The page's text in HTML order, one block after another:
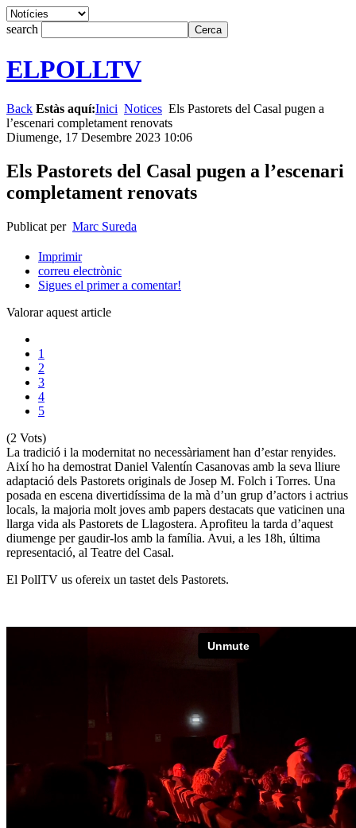
search
ELPOLLTV
Back Estàs aquí:Inici Notices Els Pastorets del Casal pugen a
l’escenari completament renovats
Diumenge, 17 Desembre 2023 10:06
Els Pastorets del Casal pugen a l’escenari
completament renovats
Publicat per Marc Sureda
Imprimir
correu electrònic
Sigues el primer a comentar!
Valorar aquest article
1
2
3
4
5
(2 Vots)
La tradició i la modernitat no necessàriament han d’estar renyides.
Així ho ha demostrat Daniel Valentín Casanovas amb la seva lliure
adaptació dels Pastorets originals de Josep M. Folch i Torres. Una
posada en escena divertidíssima de la mà d’un grup d’actors i actrius
locals, la majoria molt joves amb papers destacats que vaticinen una
llarga vida als Pastorets de Llagostera. Aprofiteu la tarda d’aquest
diumenge per gaudir-los amb la família. Avui, a les 18h, última
representació, al Teatre del Casal.
El PollTV us ofereix un tastet dels Pastorets.